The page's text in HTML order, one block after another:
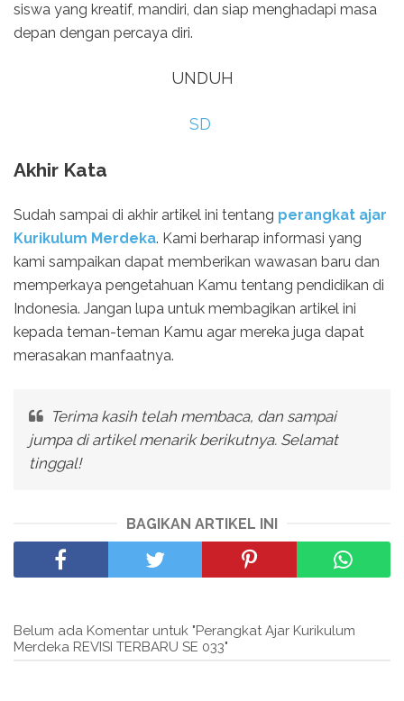
siswa yang kreatif, mandiri, dan siap menghadapi masa
depan dengan percaya diri.
UNDUH
SD
Akhir Kata
Sudah sampai di akhir artikel ini tentang perangkat ajar
Kurikulum Merdeka. Kami berharap informasi yang
kami sampaikan dapat memberikan wawasan baru dan
memperkaya pengetahuan Kamu tentang pendidikan di
Indonesia. Jangan lupa untuk membagikan artikel ini
kepada teman-teman Kamu agar mereka juga dapat
merasakan manfaatnya.
Terima kasih telah membaca, dan sampai
jumpa di artikel menarik berikutnya. Selamat
tinggal!
BAGIKAN ARTIKEL INI
Belum ada Komentar untuk "Perangkat Ajar Kurikulum
Merdeka REVISI TERBARU SE 033"